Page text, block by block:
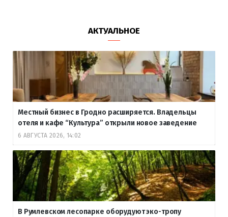
АКТУАЛЬНОЕ
Местный бизнес в Гродно расширяется. Владельцы
отеля и кафе “Культура” открыли новое заведение
6 АВГУСТА 2026, 14:02
В Румлевском лесопарке оборудуют эко-тропу